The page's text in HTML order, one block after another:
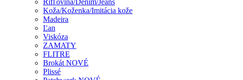
Viskóza
ZAMATY
FLITRE
Brokát NOVÉ
Plissé
Patchwork NOVÉ
Galantéria
Krajky
Bordúry/Lemy